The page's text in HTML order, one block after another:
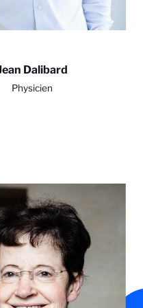
Dalibard
Physicien